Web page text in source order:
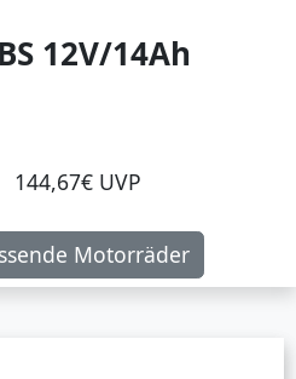
12V/14Ah
144,67€ UVP
Motorräder